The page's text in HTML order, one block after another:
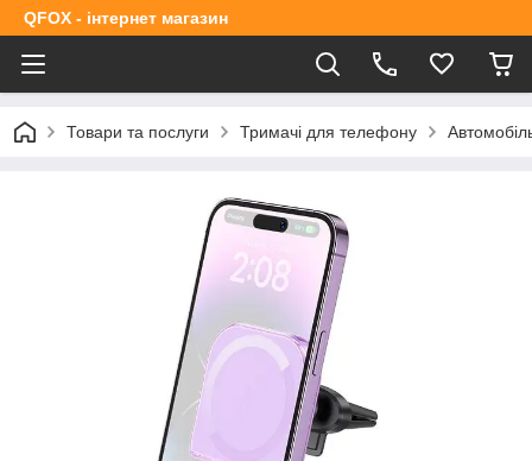
QFOX - інтернет магазин
Товари та послуги Тримачі для телефону